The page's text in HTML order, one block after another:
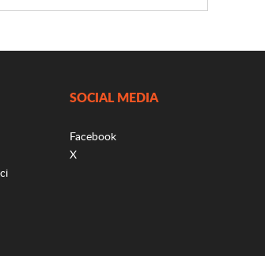
SOCIAL MEDIA
Facebook
X